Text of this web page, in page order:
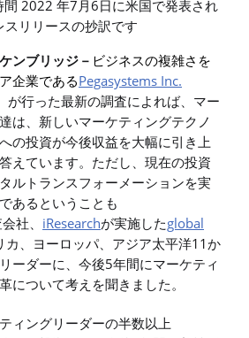
間 2022 年7月 6 日に米国で発表され
スリリースの抄訳です
ンブリッジ－ ビジネスの複雑さを
企業であるPegasystems Inc.
が行った最新の調査によれば、 マー
は、新しいマーケティングテクノ
の投資が今後収益を大幅に引き上
えています。ただし、現在の投資
ルトランスフォーメーションを実
あるということも
社、 iResearchが実施したglobal
カ、ヨーロッパ、アジア太平洋11か
ーダーに、今後5年間にマーケティ
について考えを聞きました。
ィングリーダーの半数以上